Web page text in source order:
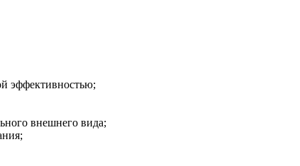
эффективностью;
внешнего вида;